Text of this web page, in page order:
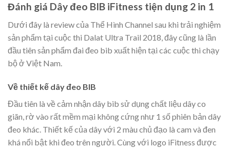
Đánh giá Dây đeo BIB iFitness tiện dụng 2 in 1
Dưới đây là review của Thể Hình Channel sau khi trải nghiệm
sản phẩm tại cuộc thi Dalat Ultra Trail 2018, đây cũng là lần
đầu tiên sản phẩm đai đeo bib xuất hiện tại các cuộc thi chạy
bộ ở Việt Nam.
Về thiết kế dây đeo BIB
Đầu tiên là về cảm nhận dây bib sử dụng chất liệu dây co
giãn, rờ vào rất mềm mại không cứng như 1 số phiên bản dây
đeo khác. Thiết kế của dây với 2 màu chủ đạo là cam và đen
khá nổi bật khi đeo trên người. Cùng với logo iFitness được